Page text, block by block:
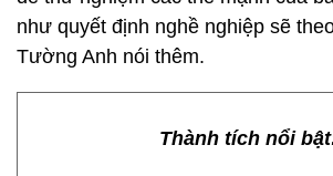
như quyết định nghề nghiệp sẽ
Tường Anh nói thêm.
Thành tích nổi